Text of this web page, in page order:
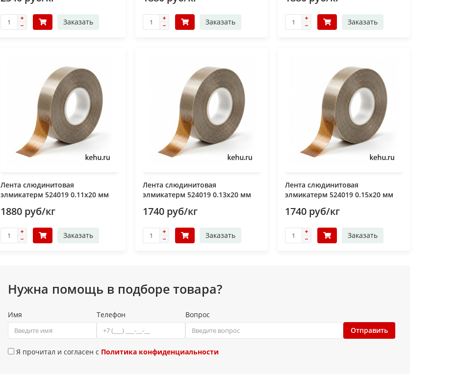
Заказать Заказать Заказать
Лента слюдинитовая
элмикатерм 524019 0.11х20 мм
1880 руб/кг
Заказать
Лента слюдинитовая
элмикатерм 524019 0.13х20 мм
1740 руб/кг
Заказать
Лента слюдинитовая
элмикатерм 524019 0.15х20 мм
1740 руб/кг
Заказать
Нужна помощь в подборе товара?
Имя Телефон
Вопрос
Отправить
Я прочитал и согласен с Политика конфиденциальности